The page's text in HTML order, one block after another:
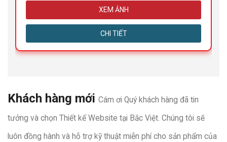
XEM ẢNH
CHI TIẾT
Khách hàng mới Cám ơi Quý khách hàng đã tin
tưởng và chọn Thiết kế Website tại Bắc Việt. Chúng tôi sẽ
luôn đồng hành và hỗ trợ kỹ thuật miễn phí cho sản phẩm của